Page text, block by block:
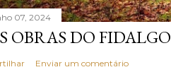
07, 2024
OBRAS DO FIDALGO
Enviar um comentário